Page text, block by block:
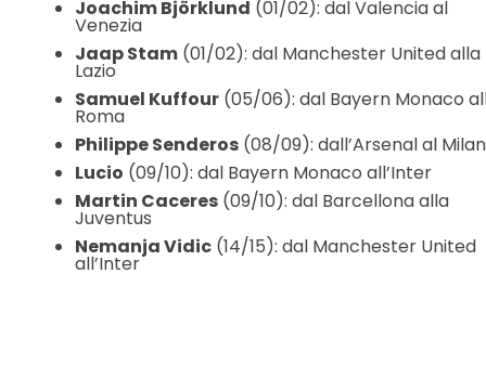
Joachim Björklund (01/02): dal Valencia al
Venezia
Jaap Stam(01/02): dal Manchester United alla
Lazio
Samuel Kuffour(05/06): dal Bayern Monaco
Roma
Philippe Senderos(08/09): dall’Arsenal al Milan
Lucio (09/10): dal Bayern Monaco all’Inter
Martin Caceres(09/10): dal Barcellona alla
Juventus
Nemanja Vidic(14/15): dal Manchester United
all’Inter